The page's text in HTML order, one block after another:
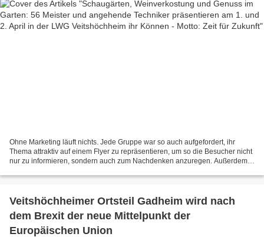
Ohne Marketing läuft nichts. Jede Gruppe war so auch aufgefordert, ihr
Thema attraktiv auf einem Flyer zu repräsentieren, um so die Besucher nicht
nur zu informieren, sondern auch zum Nachdenken anzuregen. Außerdem
Veitshöchheimer Ortsteil Gadheim wird nach
dem Brexit der neue Mittelpunkt der
Europäischen Union